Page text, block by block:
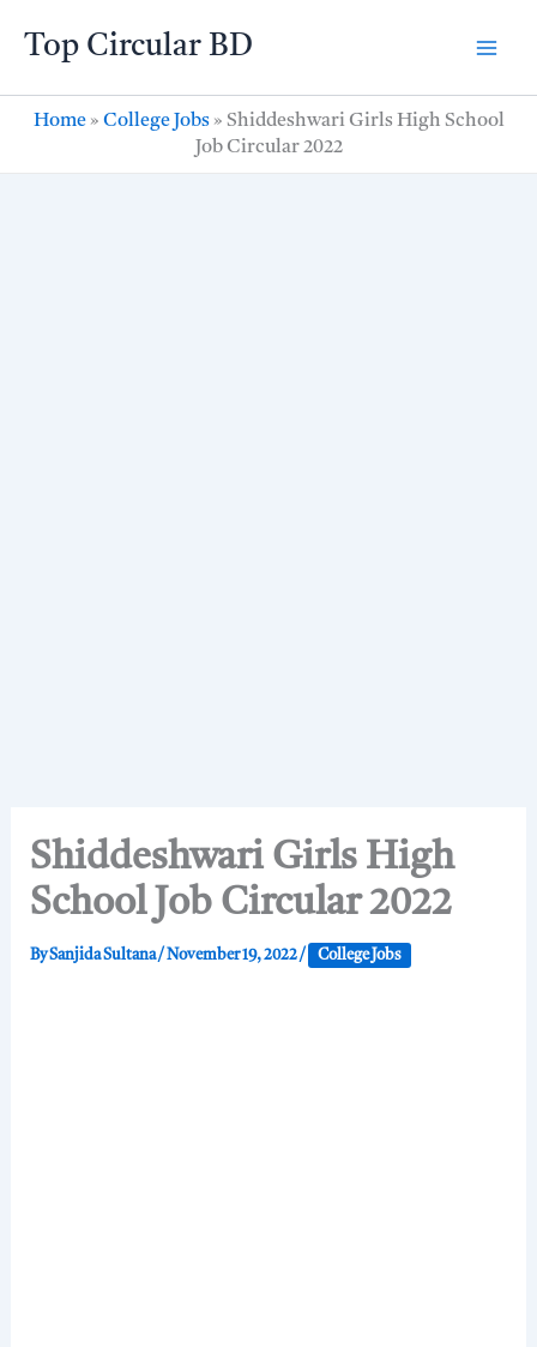
Top Circular BD
Home» College Jobs» Shiddeshwari Girls High School
Job Circular 2022
Shiddeshwari Girls High
School Job Circular 2022
BySanjida Sultana/November 19, 2022/ College Jobs